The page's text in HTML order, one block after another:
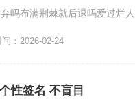
吗布满荆棘就后退吗爱过烂
：2026-02-24
性签名 不盲目